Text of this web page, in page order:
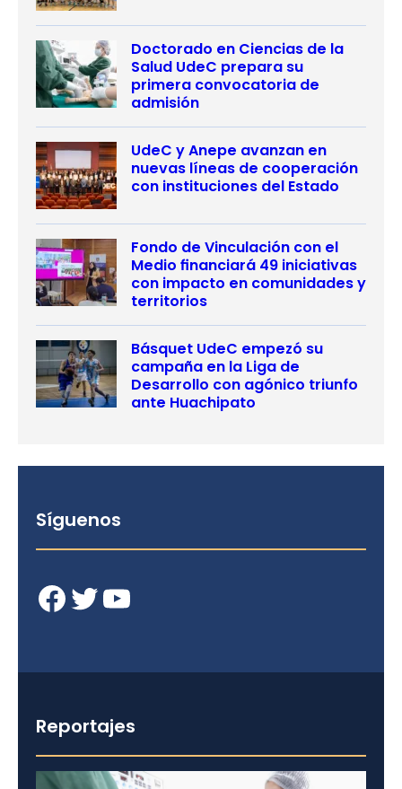
Doctorado en Ciencias de la
Salud UdeC prepara su
primera convocatoria de
admisión
UdeC y Anepe avanzan en
nuevas líneas de cooperación
con instituciones del Estado
Fondo de Vinculación con el
Medio financiará 49 iniciativas
con impacto en comunidades y
territorios
Básquet UdeC empezó su
campaña en la Liga de
Desarrollo con agónico triunfo
ante Huachipato
Síguenos
Facebook Twitter YouTube
Reportajes